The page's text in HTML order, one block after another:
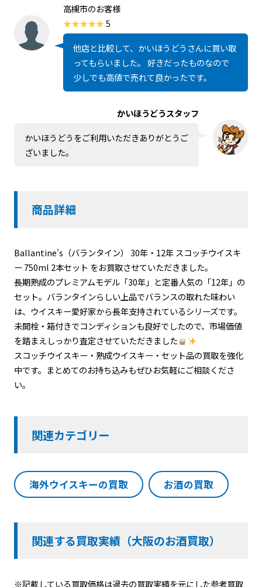
高槻市のお客様
5
他店と比較して、かいほうどうさんに買い取
ってもらいました。 好きだったものなので
少しでも高値で売れて良かったです。
かいほうどうスタッフ
かいほうどうをご利用いただきありがとうご
ざいました。
商品詳細
Ballantine’s（バランタイン） 30年・12年 スコッチウイスキ
ー 750ml 2本セット をお買取させていただきました。
長期熟成のプレミアムモデル「30年」と定番人気の「12年」の
セット。バランタインらしい上品でバランスの取れた味わい
は、ウイスキー愛好家から長年支持されているシリーズです。
未開栓・箱付きでコンディションも良好でしたので、市場価値
を踏まえしっかり査定させていただきました
スコッチウイスキー・熟成ウイスキー・セット品の買取を強化
中です。まとめてのお持ち込みもぜひお気軽にご相談くださ
い。
関連カテゴリー
海外ウイスキーの買取 お酒の買取
関連する買取実績（大阪のお酒買取）
※記載している買取価格は過去の買取実績を元にした参考買取